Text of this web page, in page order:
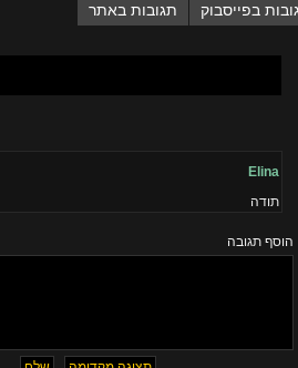
בפייסבוק תגובות באתר
Elina
תודה
הוסף תגובה